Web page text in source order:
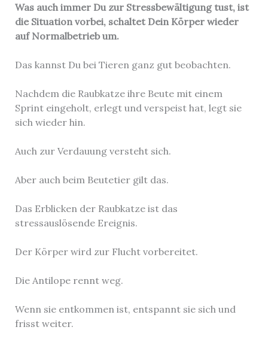
Was auch immer Du zur Stressbewältigung tust, ist
die Situation vorbei, schaltet Dein Körper wieder
auf Normalbetrieb um.
Das kannst Du bei Tieren ganz gut beobachten.
Nachdem die Raubkatze ihre Beute mit einem
Sprint eingeholt, erlegt und verspeist hat, legt sie
sich wieder hin.
Auch zur Verdauung versteht sich.
Aber auch beim Beutetier gilt das.
Das Erblicken der Raubkatze ist das
stressauslösende Ereignis.
Der Körper wird zur Flucht vorbereitet.
Die Antilope rennt weg.
Wenn sie entkommen ist, entspannt sie sich und
frisst weiter.